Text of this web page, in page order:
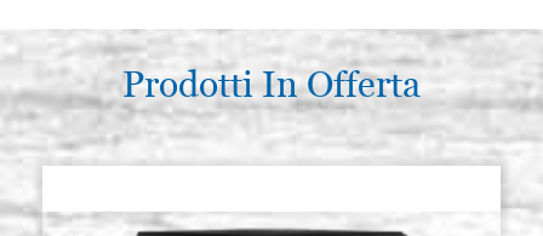
€ 17,00 ACQUISTA
BOLO GIALLO, IN POLVERE
TEDESCO (TIPO SELHAMIN), 250
GR.
Giacenza: 3 - COD.
POLVBOLGIA2
€ 35,00 ACQUISTA
BOLO GIALLO, IN POLVERE
Giacenza: 4 - COD.
Prodotti In Offerta